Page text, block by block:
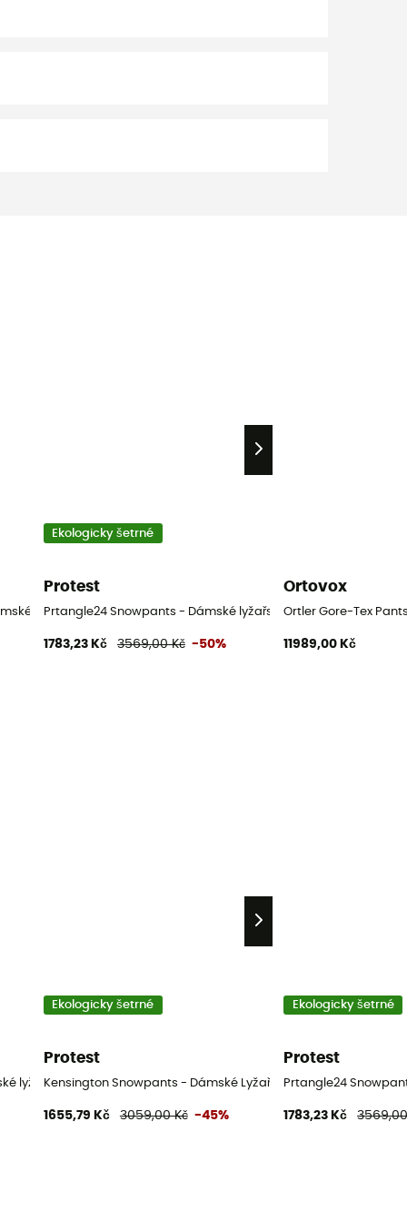
lyžařské kalhoty
Ekologicky šetrné
Protest
Prtangle24 Snowpants - Dámské lyžařské kalhoty
1783,23 Kč 3569,00 Kč -50%
Ortovox
Ortler Gore-Tex
11989,00 Kč
lyžařské kalhoty
Ekologicky šetrné
Protest
Kensington Snowpants - Dámské Lyžařské kalhoty
1655,79 Kč 3059,00 Kč -45%
Ekologicky šetrné
Protest
Prtangle24
1783,23 Kč